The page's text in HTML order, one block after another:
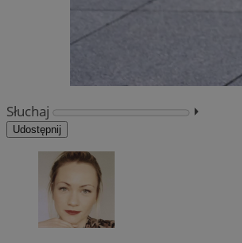
Słuchaj ⏵︎
Udostępnij